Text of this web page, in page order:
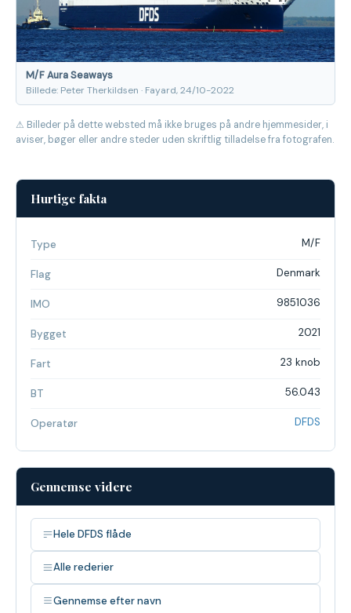
M/F Aura Seaways
Billede: Peter Therkildsen · Fayard, 24/10-2022
⚠ Billeder på dette websted må ikke bruges på andre hjemmesider, i
aviser, bøger eller andre steder uden skriftlig tilladelse fra fotografen.
Hurtige fakta
Type M/F
Flag Denmark
IMO 9851036
Bygget 2021
Fart 23 knob
BT 56.043
Operatør DFDS
Gennemse videre
Hele DFDS flåde
Alle rederier
Gennemse efter navn